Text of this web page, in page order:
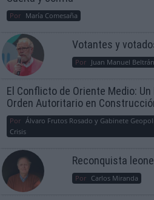
Por María Comesaña
Votantes y
Por Juan Manuel Beltrán
El Conflicto de Oriente Medio: Un
Orden Autoritario en
Por Álvaro Frutos Rosado y Gabinete
Crisis
Reconquista
Por Carlos Miranda